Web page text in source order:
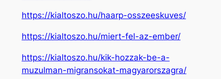
https://kialtoszo.hu/haarp-osszeeskuves/
https://kialtoszo.hu/miert-fel-az-ember/
https://kialtoszo.hu/kik-hozzak-be-a-
muzulman-migransokat-magyarorszagra/